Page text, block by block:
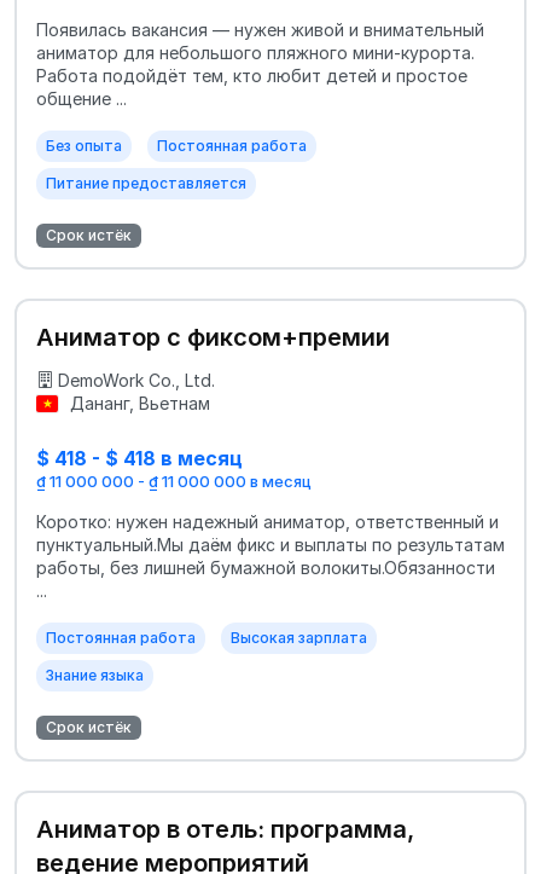
Появилась вакансия — нужен живой и внимательный
аниматор для небольшого пляжного мини-курорта.
Работа подойдёт тем, кто любит детей и простое
общение ...
Без опыта Постоянная работа
Питание предоставляется
Срок истёк
Аниматор с фиксом+премии
DemoWork Co., Ltd.
Дананг, Вьетнам
$ 418 - $ 418 в месяц
₫ 11 000 000 - ₫ 11 000 000 в месяц
Коротко: нужен надежный аниматор, ответственный и
пунктуальный.Мы даём фикс и выплаты по результатам
работы, без лишней бумажной волокиты.Обязанности
...
Постоянная работа Высокая зарплата
Знание языка
Срок истёк
Аниматор в отель: программа,
ведение мероприятий